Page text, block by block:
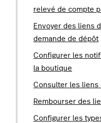
relevé de compte
Envoyer des liens
demande de dépôt
Configurer les
la boutique
Consulter les liens
Rembourser des
Configurer les